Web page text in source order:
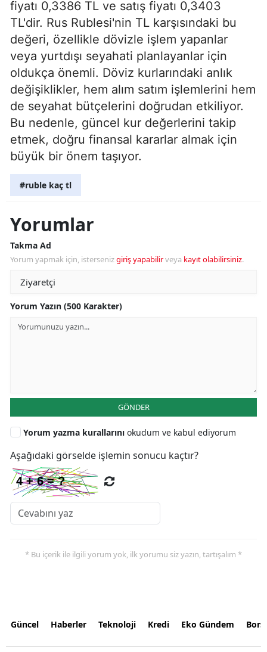
fiyatı 0,3386 TL ve satış fiyatı 0,3403
TL'dir. Rus Rublesi'nin TL karşısındaki bu
değeri, özellikle dövizle işlem yapanlar
veya yurtdışı seyahati planlayanlar için
oldukça önemli. Döviz kurlarındaki anlık
değişiklikler, hem alım satım işlemlerini hem
de seyahat bütçelerini doğrudan etkiliyor.
Bu nedenle, güncel kur değerlerini takip
etmek, doğru finansal kararlar almak için
büyük bir önem taşıyor.
#ruble kaç tl
Yorumlar
Takma Ad
Yorum yapmak için, istersenizgiriş yapabilirveya kayıt olabilirsiniz.
Yorum Yazın (500 Karakter)
GÖNDER
Yorum yazma kurallarını okudum ve kabul ediyorum
Aşağıdaki görselde işlemin sonucu kaçtır?
* Bu içerik ile ilgili yorum yok, ilk yorumu siz yazın, tartışalım *
Güncel Haberler Teknoloji Kredi Eko Gündem